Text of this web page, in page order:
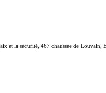
et la sécurité, 467 chaussée de